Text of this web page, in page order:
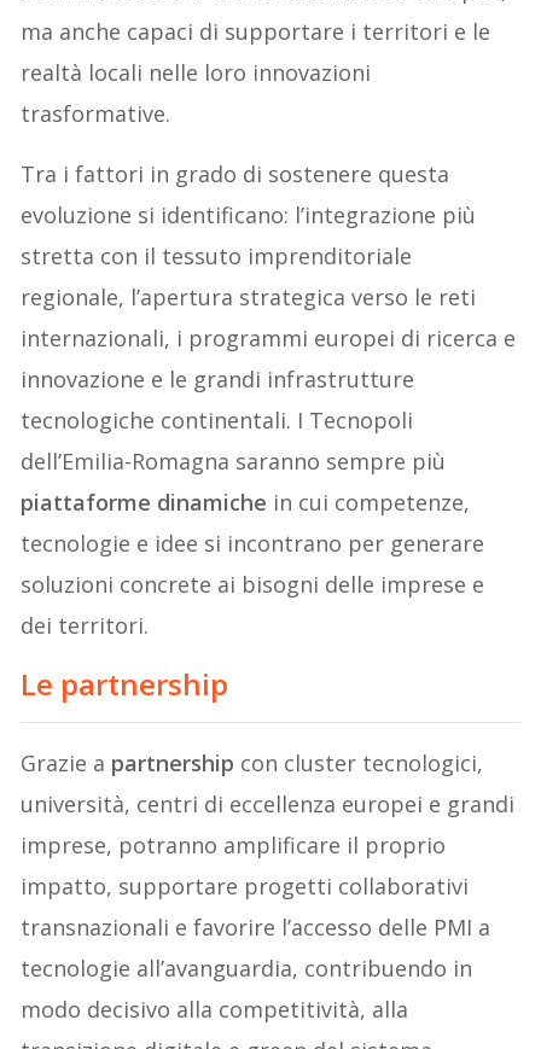
ma anche capaci di supportare i territori e le
realtà locali nelle loro innovazioni
trasformative.
Tra i fattori in grado di sostenere questa
evoluzione si identificano: l’integrazione più
stretta con il tessuto imprenditoriale
regionale, l’apertura strategica verso le reti
internazionali, i programmi europei di ricerca e
innovazione e le grandi infrastrutture
tecnologiche continentali. I Tecnopoli
dell’Emilia-Romagna saranno sempre più
piattaforme dinamiche in cui competenze,
tecnologie e idee si incontrano per generare
soluzioni concrete ai bisogni delle imprese e
dei territori.
Le partnership
Grazie a partnership con cluster tecnologici,
università, centri di eccellenza europei e grandi
imprese, potranno amplificare il proprio
impatto, supportare progetti collaborativi
transnazionali e favorire l’accesso delle PMI a
tecnologie all’avanguardia, contribuendo in
modo decisivo alla competitività, alla